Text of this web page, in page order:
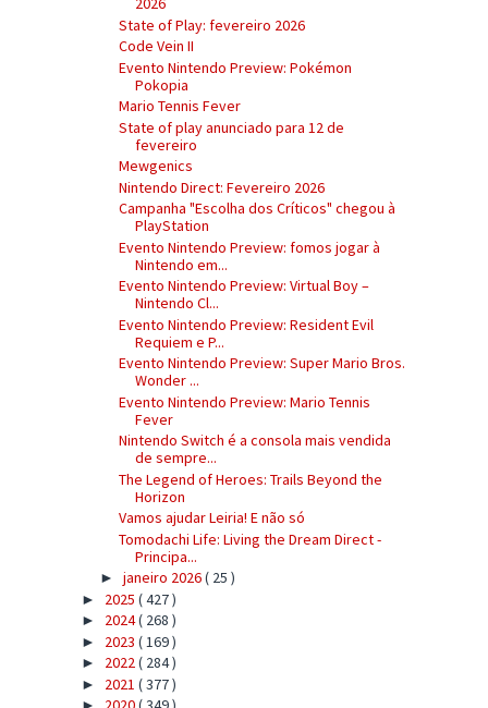
State of Play: fevereiro 2026
Code Vein II
Evento Nintendo Preview: Pokémon
Pokopia
Mario Tennis Fever
State of play anunciado para 12 de
fevereiro
Mewgenics
Nintendo Direct: Fevereiro 2026
Campanha "Escolha dos Críticos" chegou à
PlayStation
Evento Nintendo Preview: fomos jogar à
Nintendo em...
Evento Nintendo Preview: Virtual Boy –
Nintendo Cl...
Evento Nintendo Preview: Resident Evil
Requiem e P...
Evento Nintendo Preview: Super Mario Bros.
Wonder ...
Evento Nintendo Preview: Mario Tennis
Fever
Nintendo Switch é a consola mais vendida
de sempre...
The Legend of Heroes: Trails Beyond the
Horizon
Vamos ajudar Leiria! E não só
Tomodachi Life: Living the Dream Direct -
Principa...
► janeiro 2026( 25 )
► 2025 ( 427 )
► 2024( 268 )
► 2023 ( 169 )
► 2022( 284 )
► 2021 ( 377 )